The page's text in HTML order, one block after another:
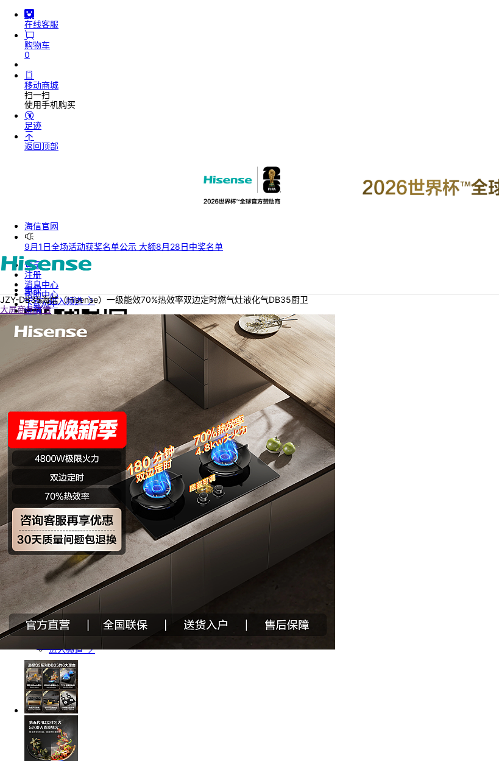
在线客服
购物车
0
移动商城
扫一扫
使用手机购买
足迹
返回顶部
海信官网
9月1日全场活动获奖名单公示 大额8月28日中奖名单
登录
注册
消息中心
帮助中心
下载APP
海信商城APP
服务指南
在线客服
会员中心
电子发票
海信简介
海信简介
品牌荣誉
校园招聘
社会招聘
商城特色
选购指南
科龙专区
容声专区
购物车(
电视
进入频道
空调
大1匹
1.5匹
2匹
3匹
10-15M²
16-24M²
21-30M²
30-45M²
新风空调
海信空调
科龙空调
进入频道
冰箱
进入频道
洗衣机
洗烘套装
热泵洗烘一体
波轮洗衣机
迷你洗衣机
进入频道
冷柜
单温柜
双温柜
厅吧
进入频道
厨卫
燃气灶
热水器
油烟机
洗碗机
进入频道
璀璨专区
进入频道
JZY-DB35海信（Hisense）一级能效70%热效率双边定时燃气灶液化气DB35厨卫
大屏商品详情